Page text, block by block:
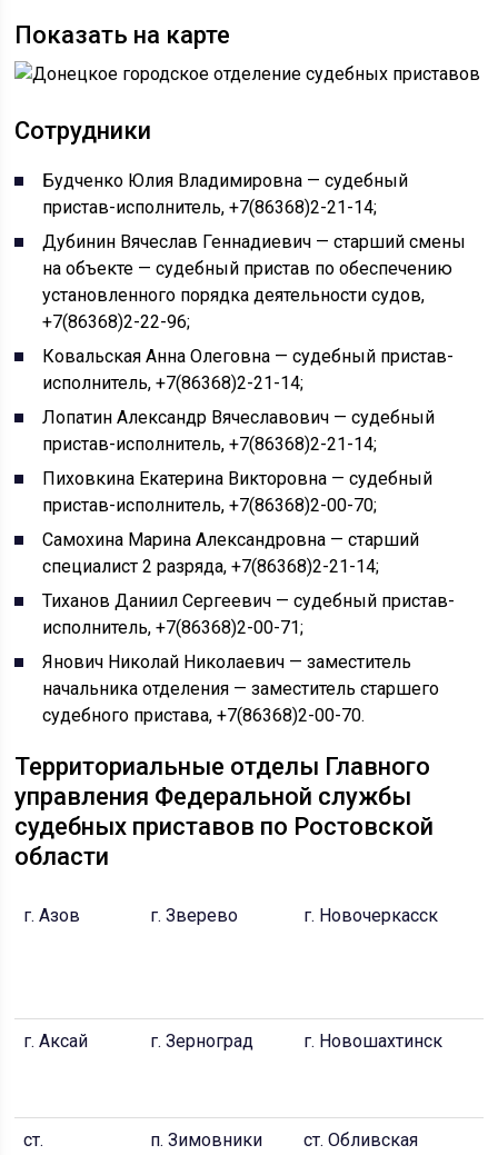
Показать на карте
Сотрудники
Будченко Юлия Владимировна — судебный
пристав-исполнитель, +7(86368)2-21-14;
Дубинин Вячеслав Геннадиевич — старший смены
на объекте — судебный пристав по обеспечению
установленного порядка деятельности судов,
+7(86368)2-22-96;
Ковальская Анна Олеговна — судебный пристав-
исполнитель, +7(86368)2-21-14;
Лопатин Александр Вячеславович — судебный
пристав-исполнитель, +7(86368)2-21-14;
Пиховкина Екатерина Викторовна — судебный
пристав-исполнитель, +7(86368)2-00-70;
Самохина Марина Александровна — старший
специалист 2 разряда, +7(86368)2-21-14;
Тиханов Даниил Сергеевич — судебный пристав-
исполнитель, +7(86368)2-00-71;
Янович Николай Николаевич — заместитель
начальника отделения — заместитель старшего
судебного пристава, +7(86368)2-00-70.
Территориальные отделы Главного
управления Федеральной службы
судебных приставов по Ростовской
области
г. Азов г. Зверево г. Новочеркасск
г. Аксай г. Зерноград г. Новошахтинск
ст.
п. Зимовники ст. Обливская